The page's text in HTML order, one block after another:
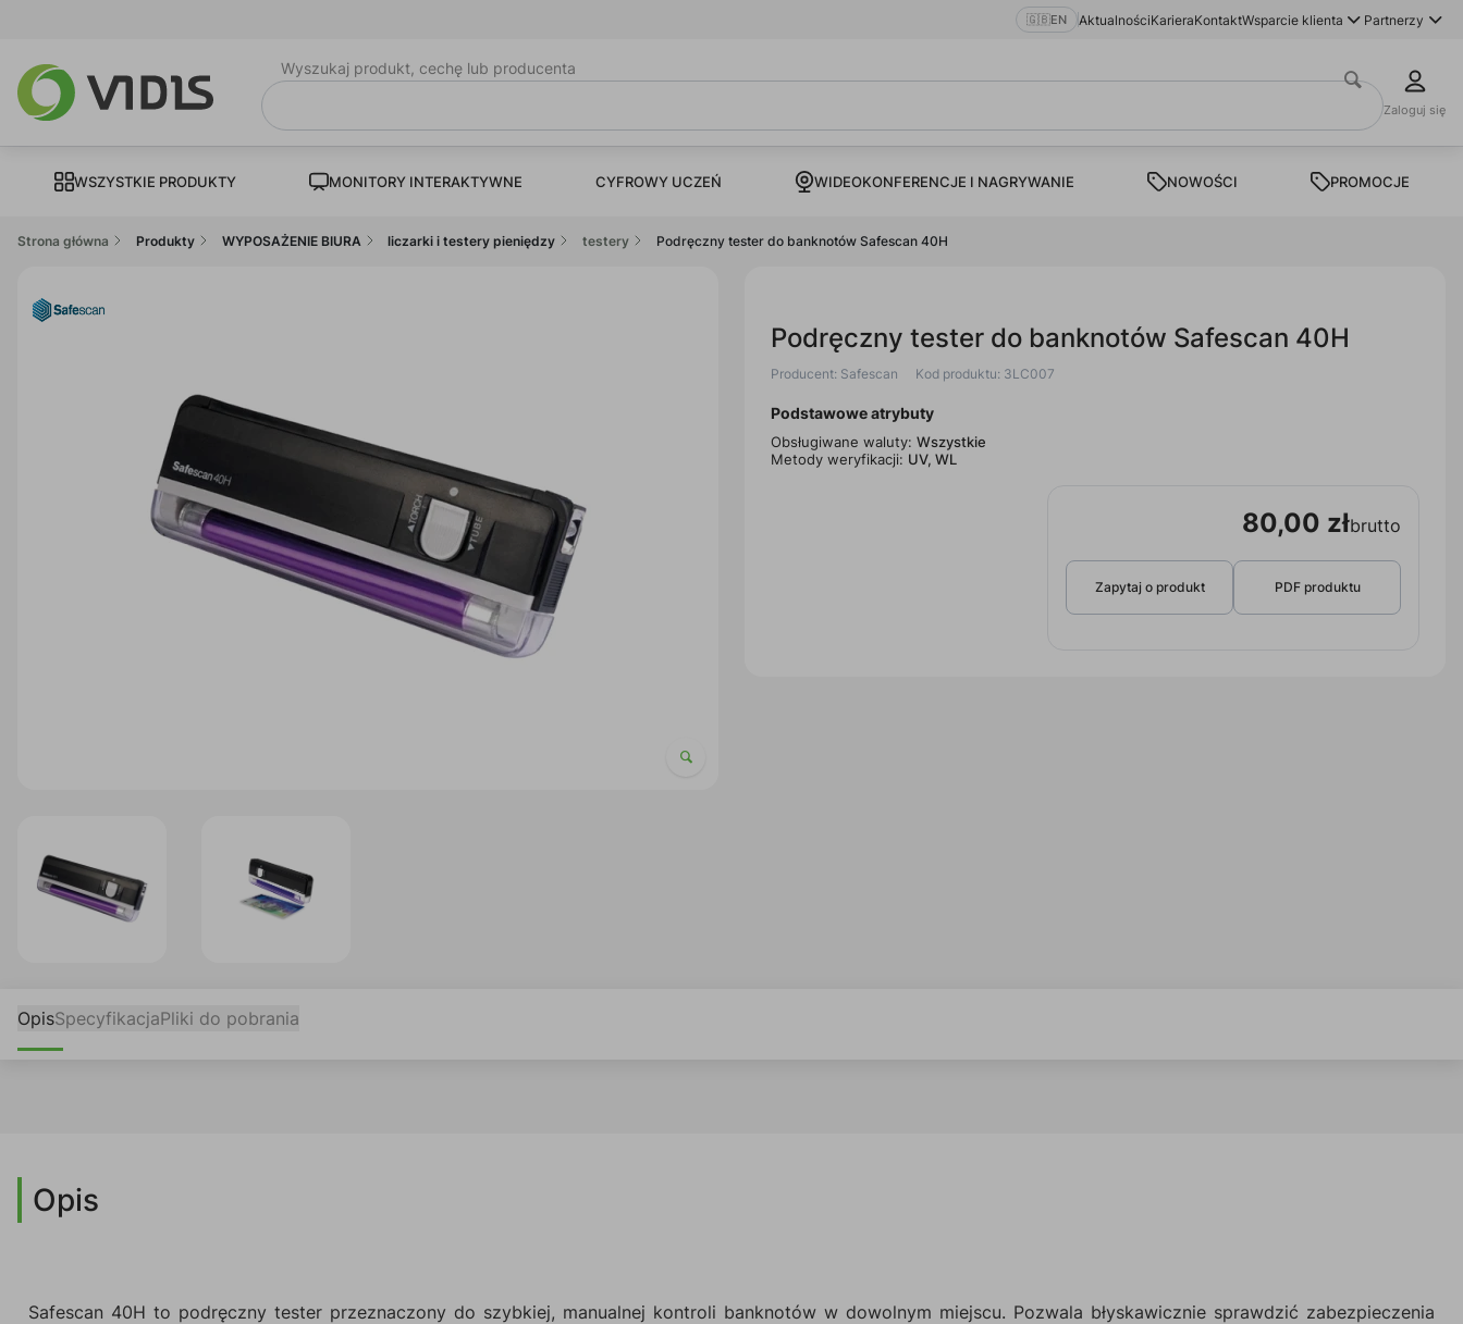
🇬🇧EN AktualnościKarieraKontaktWsparcie klienta Partnerzy
Wyszukaj produkt, cechę lub producenta
Zaloguj się
WSZYSTKIE PRODUKTY MONITORY INTERAKTYWNE CYFROWY UCZEŃ WIDEOKONFERENCJE I NAGRYWANIE NOWOŚCI PROMOCJE
Strona główna Produkty WYPOSAŻENIE BIURA liczarki i testery pieniędzy testery Podręczny tester do banknotów Safescan 40H
Podręczny tester do banknotów Safescan 40H
Producent: Safescan Kod produktu: 3LC007
Podstawowe atrybuty
Obsługiwane waluty: Wszystkie
Metody weryfikacji: UV, WL
80,00 złbrutto
Zapytaj o produkt PDF produktu
OpisSpecyfikacjaPliki do pobrania
Opis
Safescan 40H to podręczny tester przeznaczony do szybkiej, manualnej kontroli banknotów w dowolnym miejscu. Pozwala błyskawicznie sprawdzić zabezpieczenia